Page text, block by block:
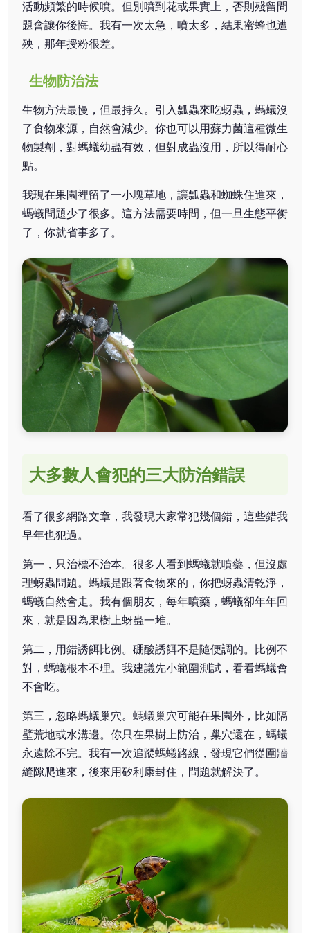
活動頻繁的時候噴。但別噴到花或果實上，否則殘留問
題會讓你後悔。我有一次太急，噴太多，結果蜜蜂也遭
殃，那年授粉很差。
生物防治法
生物方法最慢，但最持久。引入瓢蟲來吃蚜蟲，螞蟻沒
了食物來源，自然會減少。你也可以用蘇力菌這種微生
物製劑，對螞蟻幼蟲有效，但對成蟲沒用，所以得耐心
點。
我現在果園裡留了一小塊草地，讓瓢蟲和蜘蛛住進來，
螞蟻問題少了很多。這方法需要時間，但一旦生態平衡
了，你就省事多了。
大多數人會犯的三大防治錯誤
看了很多網路文章，我發現大家常犯幾個錯，這些錯我
早年也犯過。
第一，只治標不治本。很多人看到螞蟻就噴藥，但沒處
理蚜蟲問題。螞蟻是跟著食物來的，你把蚜蟲清乾淨，
螞蟻自然會走。我有個朋友，每年噴藥，螞蟻卻年年回
來，就是因為果樹上蚜蟲一堆。
第二，用錯誘餌比例。硼酸誘餌不是隨便調的。比例不
對，螞蟻根本不理。我建議先小範圍測試，看看螞蟻會
不會吃。
第三，忽略螞蟻巢穴。螞蟻巢穴可能在果園外，比如隔
壁荒地或水溝邊。你只在果樹上防治，巢穴還在，螞蟻
永遠除不完。我有一次追蹤螞蟻路線，發現它們從圍牆
縫隙爬進來，後來用矽利康封住，問題就解決了。